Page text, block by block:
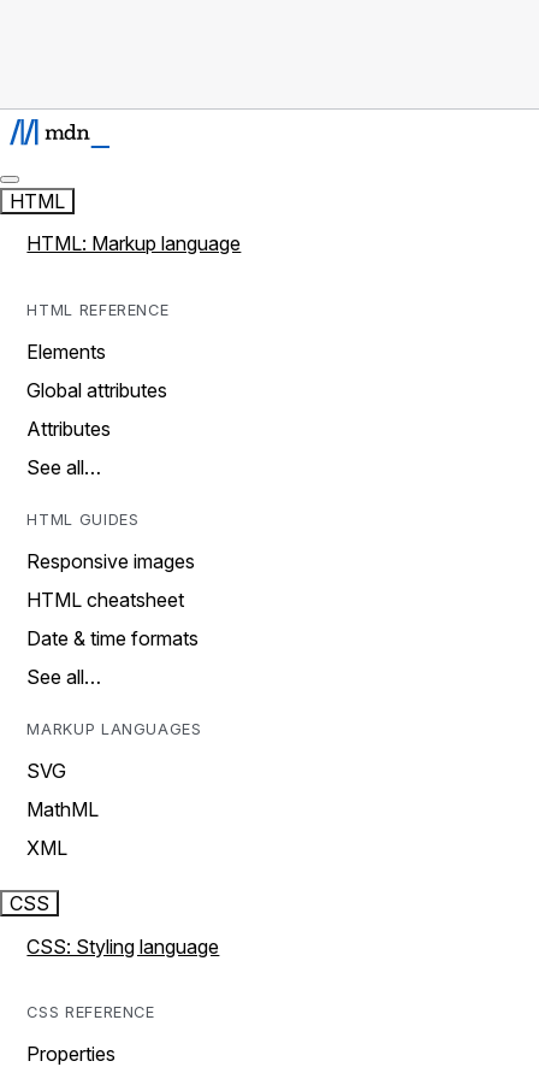
HTML
HTML: Markup language
HTML REFERENCE
Elements
Global attributes
Attributes
See all…
HTML GUIDES
Responsive images
HTML cheatsheet
Date & time formats
See all…
MARKUP LANGUAGES
SVG
MathML
XML
CSS
CSS: Styling language
CSS REFERENCE
Properties